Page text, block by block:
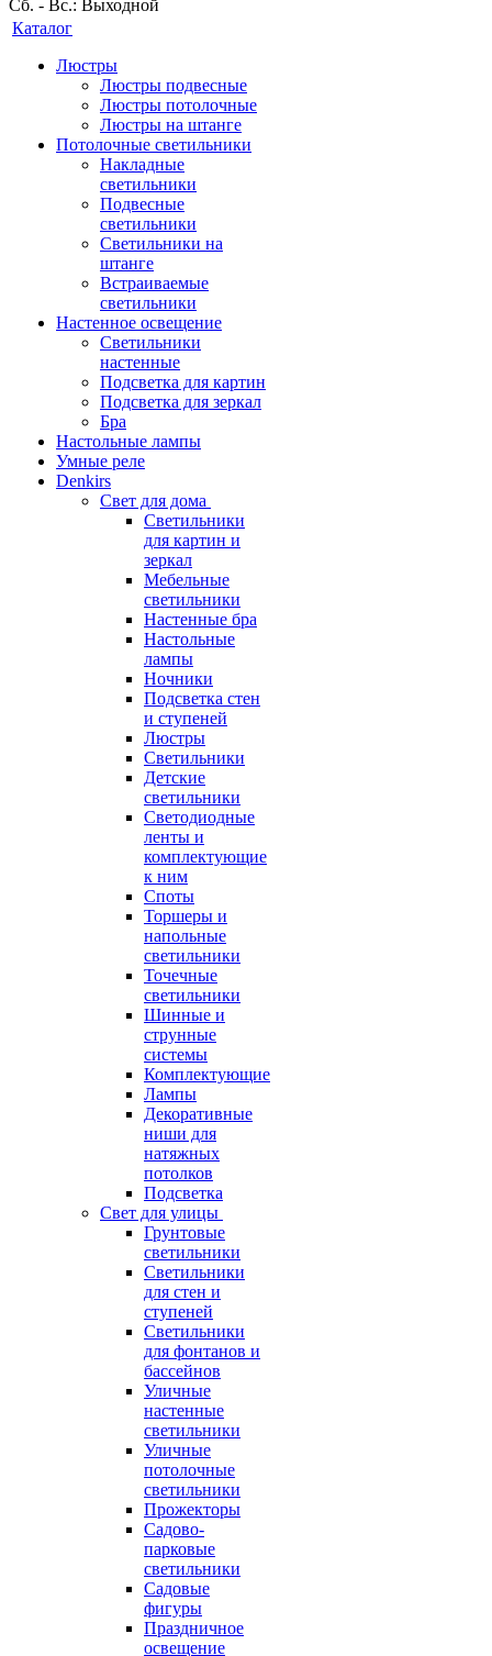
Сб. - Вс.: Выходной
Каталог
Люстры
Люстры подвесные
Люстры потолочные
Люстры на штанге
Потолочные светильники
Накладные
светильники
Подвесные
светильники
Светильники на
штанге
Встраиваемые
светильники
Настенное освещение
Светильники
настенные
Подсветка для картин
Подсветка для зеркал
Бра
Настольные лампы
Умные реле
Denkirs
Свет для дома
Светильники
для картин и
зеркал
Мебельные
светильники
Настенные бра
Настольные
лампы
Ночники
Подсветка стен
и ступеней
Люстры
Светильники
Детские
светильники
Светодиодные
ленты и
комплектующие
к ним
Споты
Торшеры и
напольные
светильники
Точечные
светильники
Шинные и
струнные
системы
Комплектующие
Лампы
Декоративные
ниши для
натяжных
потолков
Подсветка
Свет для улицы
Грунтовые
светильники
Светильники
для стен и
ступеней
Светильники
для фонтанов и
бассейнов
Уличные
настенные
светильники
Уличные
потолочные
светильники
Прожекторы
Садово-
парковые
светильники
Садовые
фигуры
Праздничное
освещение